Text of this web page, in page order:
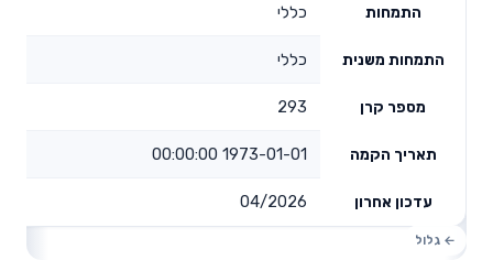
התמחות כללי
התמחות משנית כללי
מספר קרן 293
תאריך הקמה 1973-01-01 00:00:00
עדכון אחרון 04/2026